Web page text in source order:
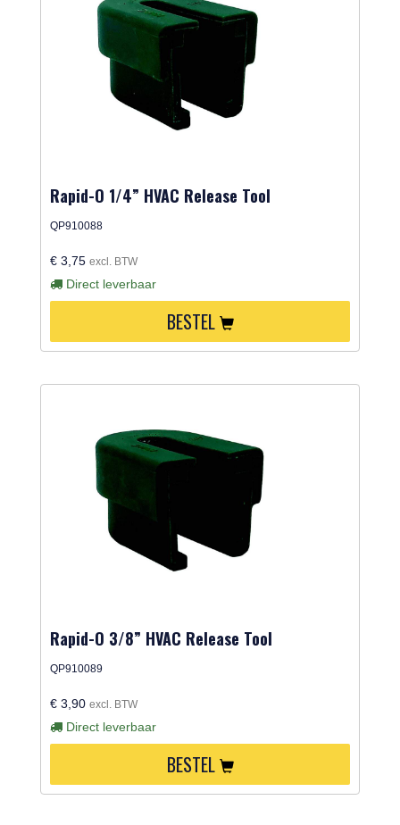
Rapid-O 1/4” HVAC Release Tool
QP910088
€ 3,75 excl. BTW
Direct leverbaar
BESTEL
Rapid-O 3/8” HVAC Release Tool
QP910089
€ 3,90 excl. BTW
Direct leverbaar
BESTEL